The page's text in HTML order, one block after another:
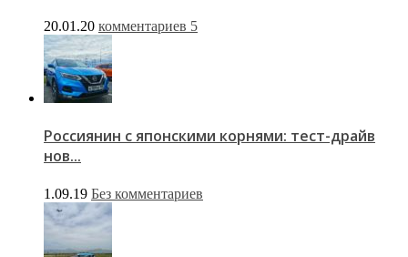
20.01.20 комментариев 5
Россиянин с японскими корнями: тест-драйв
нов...
1.09.19 Без комментариев